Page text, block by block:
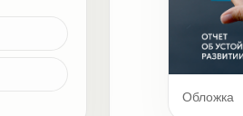
Обложка